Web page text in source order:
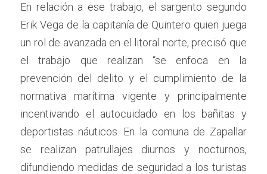
En relación a ese trabajo, el sargento segundo
Erik Vega de la capitanía de Quintero quien juega
un rol de avanzada en el litoral norte, precisó que
el trabajo que realizan “se enfoca en la
prevención del delito y el cumplimiento de la
normativa marítima vigente y principalmente
incentivando el autocuidado en los bañitas y
deportistas náuticos. En la comuna de Zapallar
se realizan patrullajes diurnos y nocturnos,
difundiendo medidas de seguridad a los turistas